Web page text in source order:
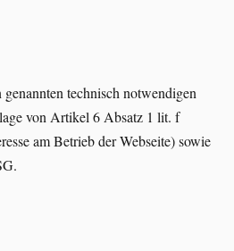
technisch notwendigen
von Artikel 6 Absatz 1 lit. f
am Betrieb der Webseite) sowie